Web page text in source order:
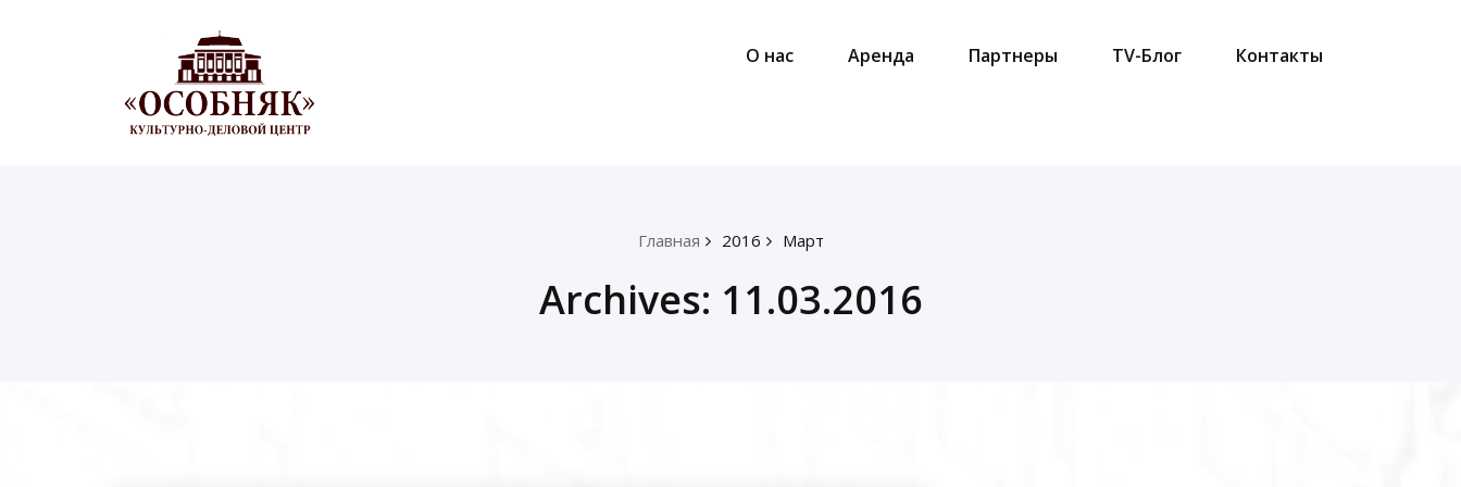
О нас Аренда Партнеры TV-Блог Контакты
Главная 2016 Март
Archives: 11.03.2016